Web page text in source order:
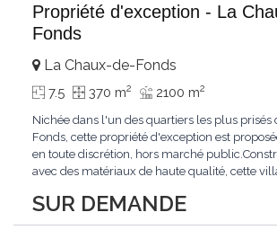
Propriété d'exception - La
Fonds
SUR DEMANDE
La Chaux-de-Fonds
7.5 370 m2 2100 m2
Nichée dans l'un des quartiers les plus prisés
Fonds, cette propriété d'exception est
en toute discrétion, hors marché
avec des matériaux de haute qualité, cette
remarquable.L'espace de vie s'ouvre sur un
un véritable...